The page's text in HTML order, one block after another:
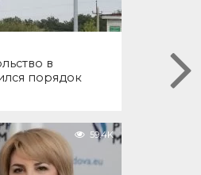
в
порядок
59.4K